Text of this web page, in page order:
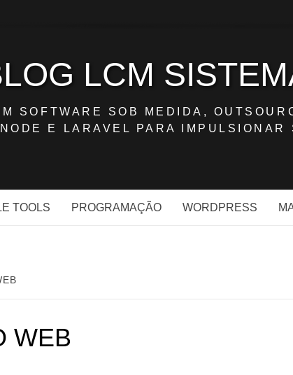
LCM
SOFTWARE SOB MEDIDA,
E LARAVEL PARA IMPULSIONAR
TOOLS PROGRAMAÇÃO WORDPRESS
WEB